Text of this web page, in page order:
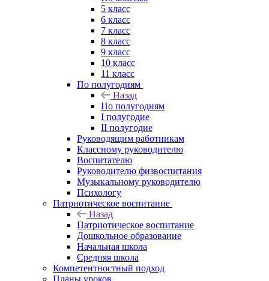
5 класс
6 класс
7 класс
8 класс
9 класс
10 класс
11 класс
По полугодиям
Назад
По полугодиям
I полугодие
II полугодие
Руководящим работникам
Классному руководителю
Воспитателю
Руководителю физвоспитания
Музыкальному руководителю
Психологу
Патриотическое воспитание
Назад
Патриотическое воспитание
Дошкольное образование
Начальная школа
Средняя школа
Компетентностный подход
Планы уроков